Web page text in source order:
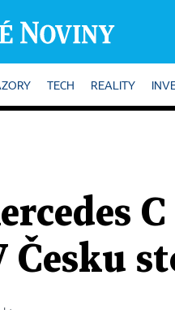
TECH REALITY
Česku